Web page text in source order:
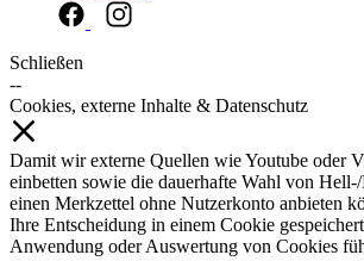
Schließen
--
Cookies, externe Inhalte & Datenschutz
Damit wir externe Quellen wie Youtube oder
einbetten sowie die dauerhafte Wahl von
einen Merkzettel ohne Nutzerkonto anbieten
Ihre Entscheidung in einem Cookie
Anwendung oder Auswertung von Cookies